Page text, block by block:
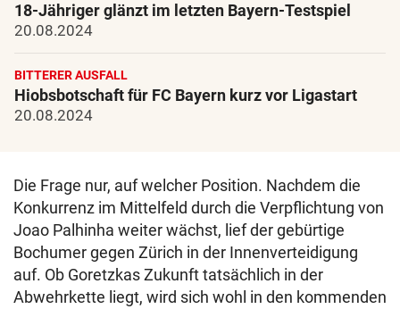
18-Jähriger glänzt im letzten Bayern-Testspiel
20.08.2024
BITTERER AUSFALL
Hiobsbotschaft für FC Bayern kurz vor Ligastart
20.08.2024
Die Frage nur, auf welcher Position. Nachdem die
Konkurrenz im Mittelfeld durch die Verpflichtung von
Joao Palhinha weiter wächst, lief der gebürtige
Bochumer gegen Zürich in der Innenverteidigung
auf. Ob Goretzkas Zukunft tatsächlich in der
Abwehrkette liegt, wird sich wohl in den kommenden